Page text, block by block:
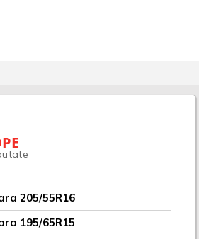
205/55R16
195/65R15